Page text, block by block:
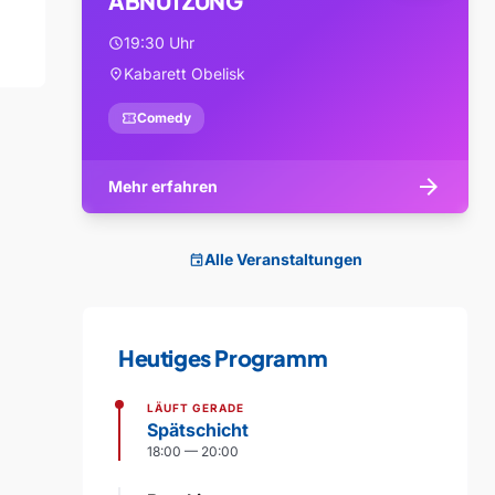
schedule19:30 Uhr
location_onKabarett Obelisk
confirmation_numberComedy
Mehr erfahren arrow_forward
eventAlle Veranstaltungen
Heutiges Programm
LÄUFT GERADE
Spätschicht
18:00 — 20:00